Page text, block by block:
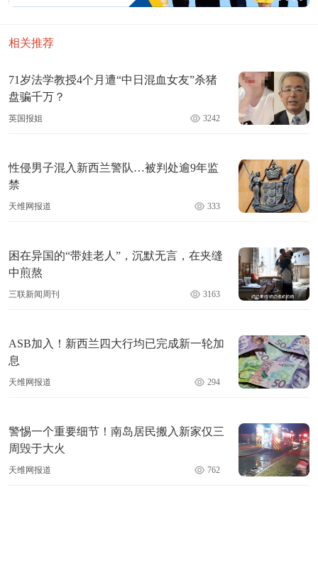
相关推荐
71岁法学教授4个月遭“中日混血女友”杀猪
盘骗千万？
英国报姐 3242
性侵男子混入新西兰警队…被判处逾9年监
禁
天维网报道 333
困在异国的“带娃老人”，沉默无言，在夹缝
中煎熬
三联新闻周刊 3163
ASB加入！新西兰四大行均已完成新一轮加
息
天维网报道 294
警惕一个重要细节！南岛居民搬入新家仅三
周毁于大火
天维网报道 762